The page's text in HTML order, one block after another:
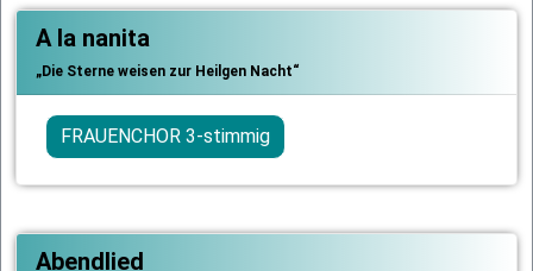
A la nanita
„Die Sterne weisen zur Heilgen Nacht“
FRAUENCHOR 3-stimmig
Abendlied